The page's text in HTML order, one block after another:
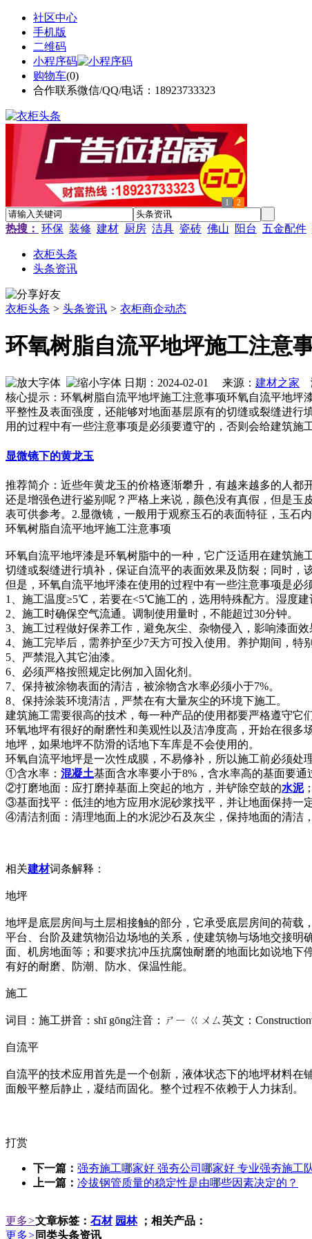
社区中心
手机版
二维码
小程序码
购物车(0)
合作联系微信/QQ/电话：18923733323
1 2
热搜： 环保 装修 建材 厨房 洁具 瓷砖 佛山 阳台 五金配件
衣柜头条
头条资讯
衣柜头条 > 头条资讯 > 衣柜商企动态
环氧树脂自流平地坪施工注意
日期：2024-02-01 来源： 建材之家
核心提示：环氧树脂自流平地坪施工注意事项环氧自流平地
平整性及表面强度，还能够对地面基层原有的切缝或裂缝进
用的过程中有一些注意事项是必须要遵守的，否则会给建筑施
显微镜下的黄龙玉
推荐简介：近些年黄龙玉的价格逐渐攀升，有越来越多的人都
还是增强色进行鉴别呢？严格上来说，颜色没有真假，但是
表可供参考。2.显微镜，一般用于观察玉石的表面特征，玉石
环氧树脂自流平地坪施工注意事项
环氧自流平地坪漆是环氧树脂中的一种，它广泛适用在建筑施
切缝或裂缝进行填补，保证自流平的表面效果及防裂；同时，
但是，环氧自流平地坪漆在使用的过程中有一些注意事项是必
1、施工温度≥5℃，若要在<5℃施工的，选用特殊配方。湿度建
2、施工时确保空气流通。调制使用量时，不能超过30分钟。
3、施工过程做好保养工作，避免灰尘、杂物侵入，影响漆面效
4、施工完毕后，需养护至少7天方可投入使用。养护期间，特
5、严禁混入其它油漆。
6、必须严格按照规定比例加入固化剂。
7、保持被涂物表面的清洁，被涂物含水率必须小于7%。
8、保持涂装环境清洁，严禁在有大量灰尘的环境下施工。
建筑施工需要很高的技术，每一种产品的使用都要严格遵守它
环氧地坪有很好的耐磨性和美观性以及洁净度高，开始在很
地坪，如果地坪不防滑的话地下车库是不会使用的。
环氧自流平地坪是一次性成膜，不易修补，所以施工前必须处
①含水率： 混凝土基面含水率要小于8%，含水率高的基面要
②打磨地面：应打磨掉基面上突起的地方，并铲除空鼓的水泥；
③基面找平：低洼的地方应用水泥砂浆找平，并让地面保持一
④清洁剂面：清理地面上的水泥沙石及灰尘，保持地面的清洁
相关建材词条解释：
地坪
地坪是底层房间与土层相接触的部分，它承受底层房间的荷载
平台、台阶及建筑物沿边场地的关系，使建筑物与场地交接
面、机房地面等；和要求抗冲压抗腐蚀耐磨的地面比如说地下
有好的耐磨、防潮、防水、保温性能。
施工
词目：施工拼音：shī gōng注音：ㄕㄧ ㄍㄨㄙ英文：
自流平
自流平的技术应用首先是一个创新，液体状态下的地坪材料
面般平整后静止，凝结而固化。整个过程不依赖于人力抹刮。
打赏
下一篇： 强夯施工哪家好 强夯公司哪家好 专业强夯施工
上一篇： 冷拔钢管质量的稳定性是由哪些因素决定的？
更多>文章标签： 石材 园林；相关产品：
更多> 同类头条资讯